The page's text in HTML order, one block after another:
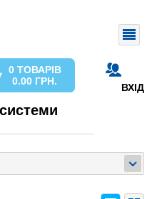
ВХІД
0 ТОВАРІВ
0.00 ГРН.